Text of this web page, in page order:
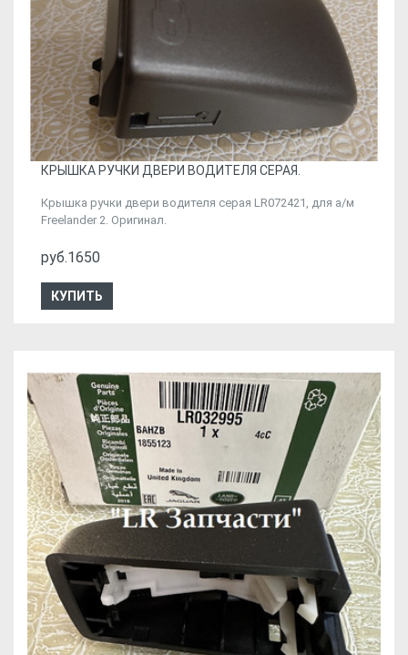
КРЫШКА РУЧКИ ДВЕРИ ВОДИТЕЛЯ СЕРАЯ.
Крышка ручки двери водителя серая LR072421, для а/м
Freelander 2. Оригинал.
руб.1650
КУПИТЬ